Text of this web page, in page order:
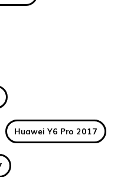
Huawei Y6 Pro 2017